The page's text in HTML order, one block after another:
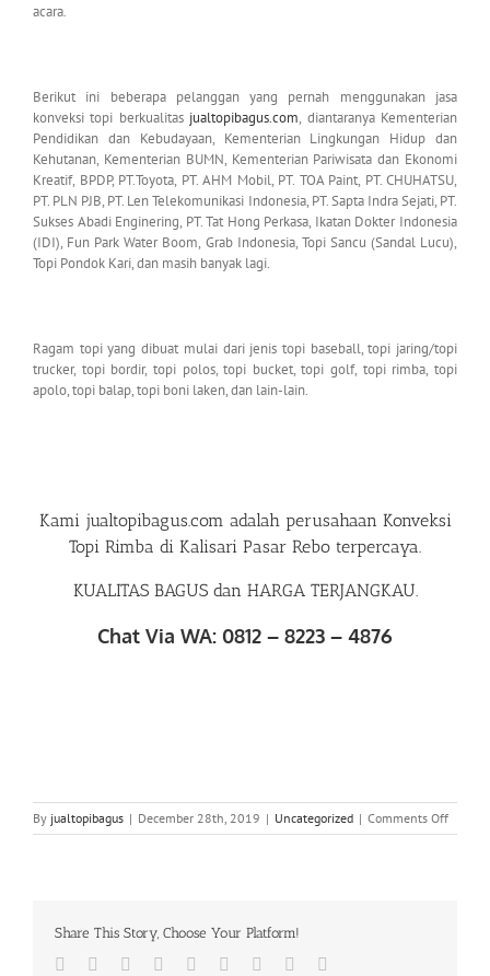
acara.
Berikut ini beberapa pelanggan yang pernah menggunakan jasa
konveksi topi berkualitas jualtopibagus.com, diantaranya Kementerian
Pendidikan dan Kebudayaan, Kementerian Lingkungan Hidup dan
Kehutanan, Kementerian BUMN, Kementerian Pariwisata dan Ekonomi
Kreatif, BPDP, PT.Toyota, PT. AHM Mobil, PT. TOA Paint, PT. CHUHATSU,
PT. PLN PJB, PT. Len Telekomunikasi Indonesia, PT. Sapta Indra Sejati, PT.
Sukses Abadi Enginering, PT. Tat Hong Perkasa, Ikatan Dokter Indonesia
(IDI), Fun Park Water Boom, Grab Indonesia, Topi Sancu (Sandal Lucu),
Topi Pondok Kari, dan masih banyak lagi.
Ragam topi yang dibuat mulai dari jenis topi baseball, topi jaring/topi
trucker, topi bordir, topi polos, topi bucket, topi golf, topi rimba, topi
apolo, topi balap, topi boni laken, dan lain-lain.
Kami jualtopibagus.com adalah perusahaan Konveksi
Topi Rimba di Kalisari Pasar Rebo terpercaya.
KUALITAS BAGUS dan HARGA TERJANGKAU.
Chat Via WA: 0812 – 8223 – 4876
By jualtopibagus | December 28th, 2019 | Uncategorized | Comments Offon
WA
Share This Story, Choose Your Platform!
Facebook
TwitterLinkedIn
Reddit Whatsapp
TumblrPinterest